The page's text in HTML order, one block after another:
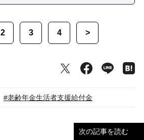
2 3 4 >
#老齢年金生活者支援給付金
次の記事を読む